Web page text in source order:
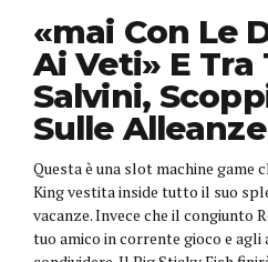
«mai Con Le
Ai Veti» E Tra
Salvini,
Sulle Alleanze
Questa è una slot machine game
King vestita inside tutto il suo
vacanze. Invece che il congiunto
tuo amico in corrente gioco e agli